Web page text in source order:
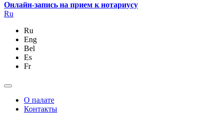
Онлайн-запись на прием к нотариусу
Ru
Ru
Eng
Bel
Es
Fr
О палате
Контакты